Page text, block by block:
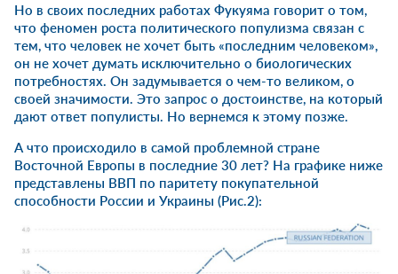
Но в своих последних работах Фукуяма говорит о том,
что феномен роста политического популизма связан с
тем, что человек не хочет быть «последним человеком»,
он не хочет думать исключительно о биологических
потребностях. Он задумывается о чем-то великом, о
своей значимости. Это запрос о достоинстве, на который
дают ответ популисты. Но вернемся к этому позже.
А что происходило в самой проблемной стране
Восточной Европы в последние 30 лет? На графике ниже
представлены ВВП по паритету покупательной
способности России и Украины (Рис.2):